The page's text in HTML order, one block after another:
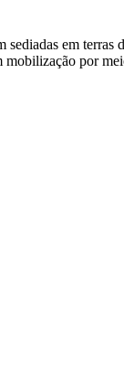
sediadas em terras
por